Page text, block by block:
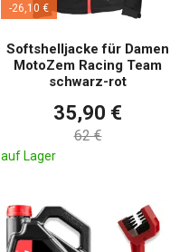
-26,10 €
Softshelljacke für Damen
MotoZem Racing Team
schwarz-rot
35,90 €
62 €
auf Lager